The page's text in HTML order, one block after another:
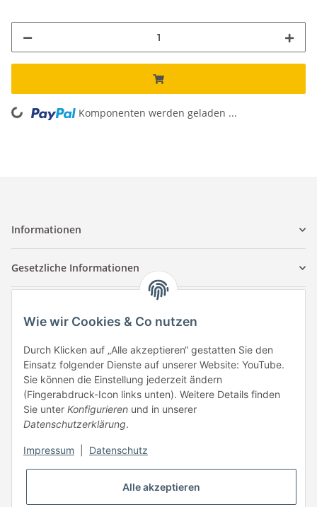
Loading... Komponenten werden geladen ...
Informationen
Gesetzliche Informationen
Tuccar GmbH
Raum A-123
Anton-Kux-Str.2
41460 Neuss
E-Mail: info @ megaphonic.de
Kundenservice
Mo - Fr 10:00 - 18:00
Mail: info @ megaphonic.de
Wie wir Cookies & Co nutzen
Durch Klicken auf „Alle akzeptieren“ gestatten Sie den
Einsatz folgender Dienste auf unserer Website: YouTube.
Sie können die Einstellung jederzeit ändern
(Fingerabdruck-Icon links unten). Weitere Details finden
Sie unter Konfigurieren und in unserer
Datenschutzerklärung.
Impressum Datenschutz
Alle akzeptieren